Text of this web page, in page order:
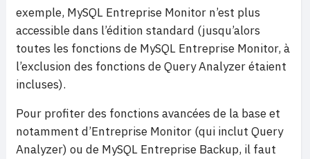
exemple, MySQL Entreprise Monitor n’est plus
accessible dans l’édition standard (jusqu’alors
toutes les fonctions de MySQL Entreprise Monitor, à
l’exclusion des fonctions de Query Analyzer étaient
incluses).
Pour profiter des fonctions avancées de la base et
notamment d’Entreprise Monitor (qui inclut Query
Analyzer) ou de MySQL Entreprise Backup, il faut